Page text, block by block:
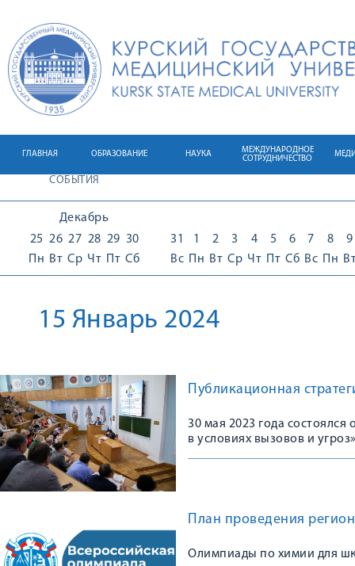
ГЛАВНАЯ ОБРАЗОВАНИЕ НАУКА
МЕЖДУНАРОДНОЕ
СОТРУДНИЧЕСТВО
СОБЫТИЯ
Декабрь
25
Пн
26
Вт
27
Ср
28
Чт
29
Пт
30
Сб
31
Вс
1
Пн
2
Вт
3
Ср
4
Чт
5
Пт
6
Сб
7
Вс
8
Пн
9
15 Январь 2024
Публикационная
30 мая 2023 года
в условиях вызовов и
План проведения
Олимпиады по химии для